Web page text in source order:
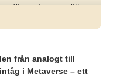
där avatarer ersätter
kompetensförsörjning,
att skapa
från analogt till
i Metaverse – ett